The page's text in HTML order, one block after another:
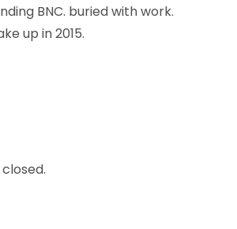
BNC. buried with work.
up in 2015.